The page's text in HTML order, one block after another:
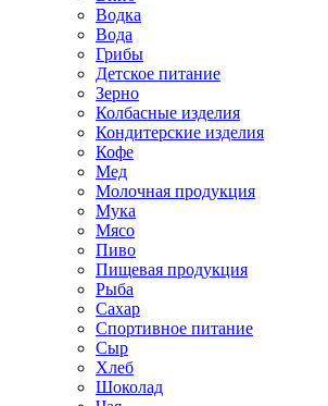
Водка
Вода
Грибы
Детское питание
Зерно
Колбасные изделия
Кондитерские изделия
Кофе
Мед
Молочная продукция
Мука
Мясо
Пиво
Пищевая продукция
Рыба
Сахар
Спортивное питание
Сыр
Хлеб
Шоколад